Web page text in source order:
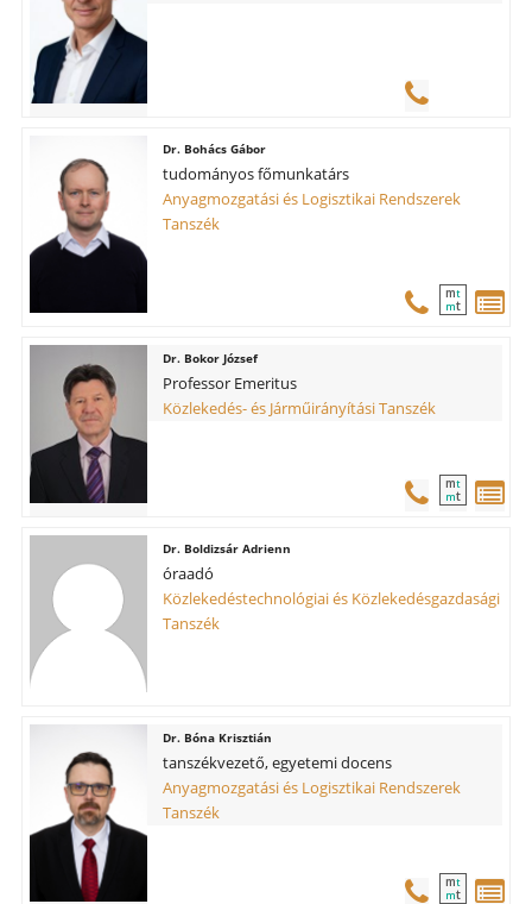
Bohács Gábor
tudományos főmunkatárs
Anyagmozgatási és Logisztikai Rendszerek
Tanszék
mt
mt
Bokor József
Professor Emeritus
Közlekedés- és Járműirányítási Tanszék
mt
mt
Boldizsár Adrienn
óraadó
Közlekedéstechnológiai és Közlekedésgazdasági
Tanszék
Bóna Krisztián
tanszékvezető, egyetemi docens
Anyagmozgatási és Logisztikai Rendszerek
Tanszék
mt
mt